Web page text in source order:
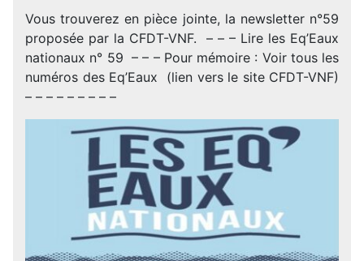
Vous trouverez en pièce jointe, la newsletter n°59
proposée par la CFDT-VNF. – – – Lire les Eq’Eaux
nationaux n° 59 – – – Pour mémoire : Voir tous les
numéros des Eq’Eaux (lien vers le site CFDT-VNF)
– – – – – – – – –